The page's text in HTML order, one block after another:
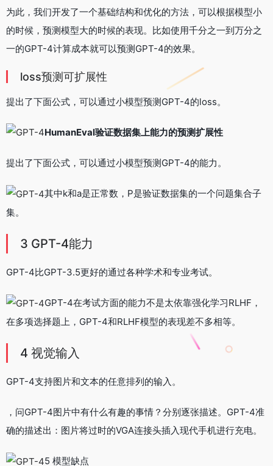
为此，我们开发了一个基础结构和优化的方法，可以根据模型小
的时候，预测模型大的时候的表现。比如使用千分之一到万分之
一的GPT-4计算成本就可以预测GPT-4的效果。
loss预测可扩展性
提出了下面公式，可以通过小模型预测GPT-4的loss。
HumanEval验证数据集上能力的预测扩展性
提出了下面公式，可以通过小模型预测GPT-4的能力。
其中k和a是正常数，P是验证数据集的一个问题集合子
集。
3 GPT-4能力
GPT-4比GPT-3.5更好的通过各种学术和专业考试。
GPT-4在考试方面的能力不是太依靠强化学习RLHF，
在多项选择题上，GPT-4和RLHF模型的表现差不多相等。
4 视觉输入
GPT-4支持图片和文本的任意排列的输入。
，问GPT-4图片中有什么有趣的事情？分别逐张描述。GPT-4准
确的描述出：图片将过时的VGA连接头插入现代手机进行充电。
5 模型缺点